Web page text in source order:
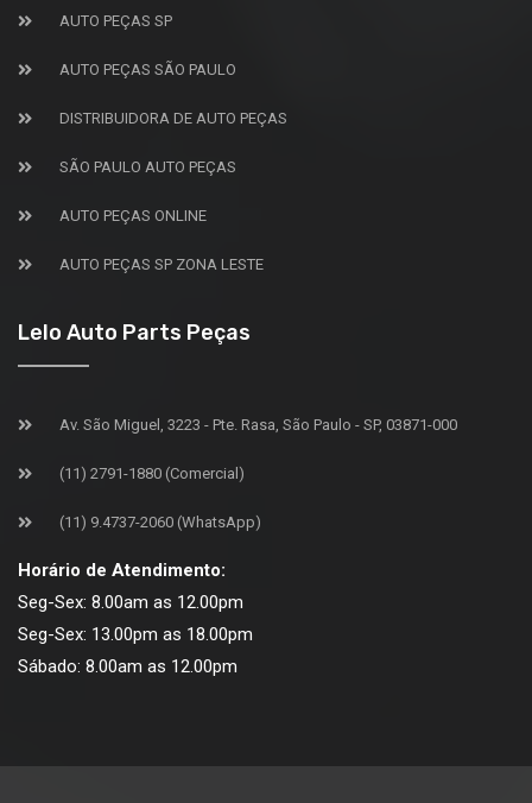
AUTO PEÇAS SP
AUTO PEÇAS SÃO PAULO
DISTRIBUIDORA DE AUTO PEÇAS
SÃO PAULO AUTO PEÇAS
AUTO PEÇAS ONLINE
AUTO PEÇAS SP ZONA LESTE
Lelo Auto Parts Peças
Av. São Miguel, 3223 - Pte. Rasa, São Paulo - SP, 03871-000
(11) 2791-1880 (Comercial)
(11) 9.4737-2060 (WhatsApp)
Horário de Atendimento:
Seg-Sex: 8.00am as 12.00pm
Seg-Sex: 13.00pm as 18.00pm
Sábado: 8.00am as 12.00pm